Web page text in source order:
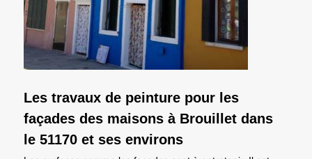
Les travaux de peinture pour les
façades des maisons à Brouillet dans
le 51170 et ses environs